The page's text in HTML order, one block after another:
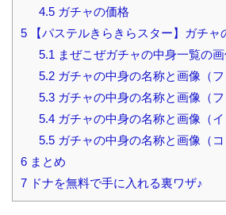
4.5ガチャの価格
5 【パステルきらきらスター】ガチャ
5.1 まぜこぜガチャの中身一覧の
5.2ガチャの中身の名称と画像（フ
5.3ガチャの中身の名称と画像（フ
5.4ガチャの中身の名称と画像（イ
5.5ガチャの中身の名称と画像（コ
6 まとめ
7 ドナを無料で手に入れる裏ワザ♪